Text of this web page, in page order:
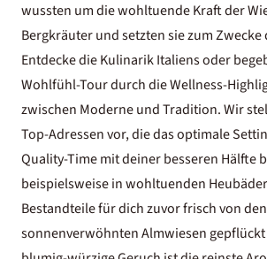
wussten um die wohltuende Kraft der
Bergkräuter und setzten sie zum
Entdecke dieKulinarik Italiensoder
Wohlfühl-Tour durch dieWellness-
zwischen Moderne und Tradition. Wir
Top-Adressen vor, die das optimale
Quality-Time mit deiner besseren Hälfte
beispielsweise in wohltuenden
Bestandteile für dich zuvor frisch von den
sonnenverwöhnten Almwiesen